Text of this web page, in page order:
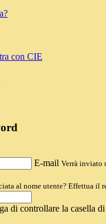
con CIE
E-mail Verrà inviato
al nome utente? Effettua il
di controllare la casella